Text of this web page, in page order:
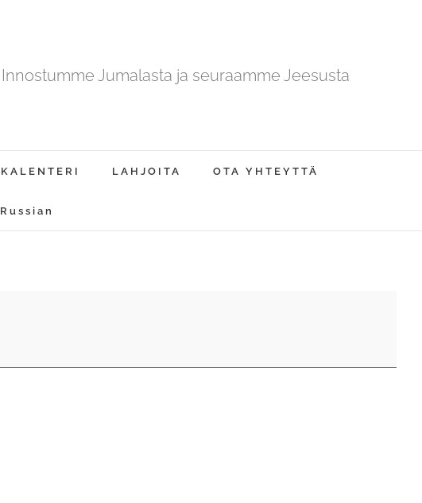
Innostumme Jumalasta ja seuraamme Jeesusta
KALENTERI LAHJOITA OTA YHTEYTTÄ
Russian